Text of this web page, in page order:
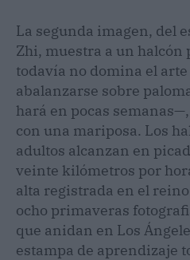
La segunda imagen, del
Zhi, muestra a un
todavía no domina el
abalanzarse sobre
hará en pocas
con una mariposa. Los
adultos alcanzan en
veinte kilómetros por
alta registrada en el
ocho primaveras
que anidan en Los
estampa de aprendizaje